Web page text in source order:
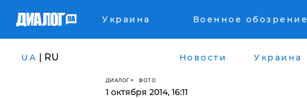
Украина Военное обозрение
UA | RU Новости Украина
ДИАЛОГ ФОТО
1 октября 2014, 16:11